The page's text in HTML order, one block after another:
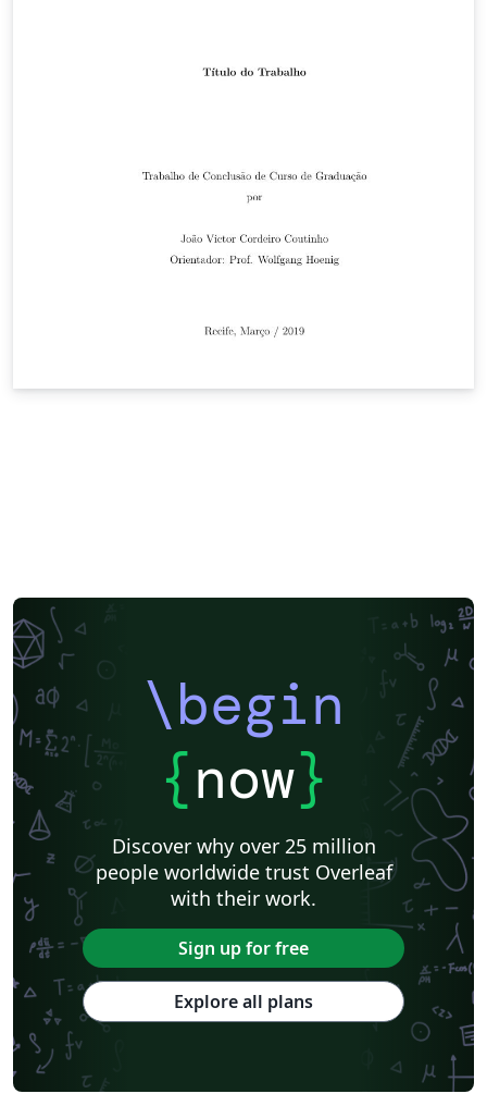
\begin
{now}
Discover why over 25 million
people worldwide trust Overleaf
with their work.
Sign up for free
Explore all plans